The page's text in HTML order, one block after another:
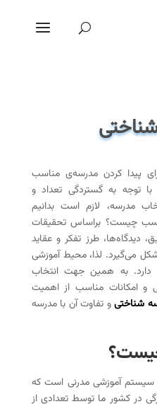
پیدا کردن مدرسه‌ی مناسب
با توجه به گستردگی تعداد و
مدرسه، لازم است بدانیم
چیست؟ براساس تحقیقات
دیدگاه‌ها، طرز تفکر و عقاید
می‌گیرد. لذا، محیط آموزشی
دارد. به همین جهت انتخاب
و امکانات مناسب از اهمیت
شناختی و تفاوت آن با مدرسه
سیستم آموزشی مدرنی است که
در کشور ما توسط تعدادی از